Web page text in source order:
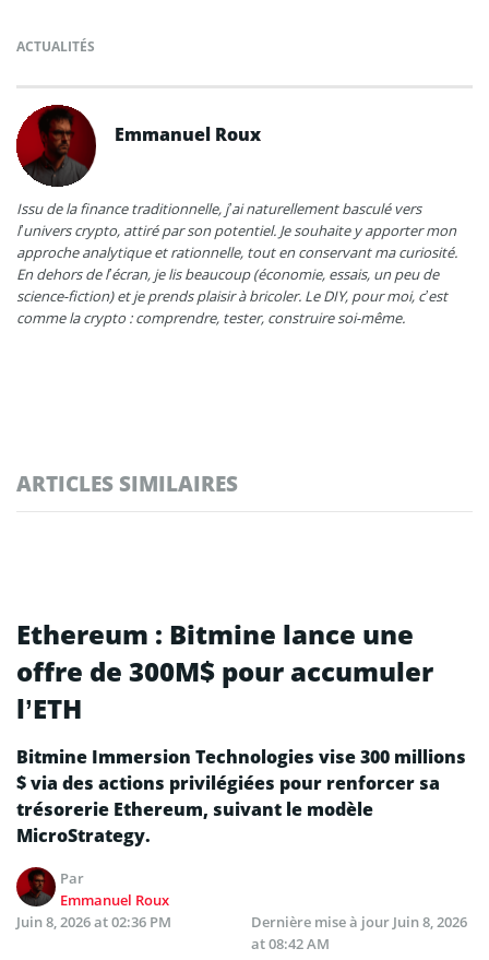
ACTUALITÉS
Emmanuel Roux
Issu de la finance traditionnelle, j’ai naturellement basculé vers
l’univers crypto, attiré par son potentiel. Je souhaite y apporter mon
approche analytique et rationnelle, tout en conservant ma curiosité.
En dehors de l’écran, je lis beaucoup (économie, essais, un peu de
science-fiction) et je prends plaisir à bricoler. Le DIY, pour moi, c’est
comme la crypto : comprendre, tester, construire soi-même.
ARTICLES SIMILAIRES
Ethereum : Bitmine lance une
offre de 300M$ pour accumuler
l’ETH
Bitmine Immersion Technologies vise 300 millions
$ via des actions privilégiées pour renforcer sa
trésorerie Ethereum, suivant le modèle
MicroStrategy.
Par
Emmanuel Roux
Juin 8, 2026 at 02:36 PM
Dernière mise à jour Juin 8, 2026
at 08:42 AM